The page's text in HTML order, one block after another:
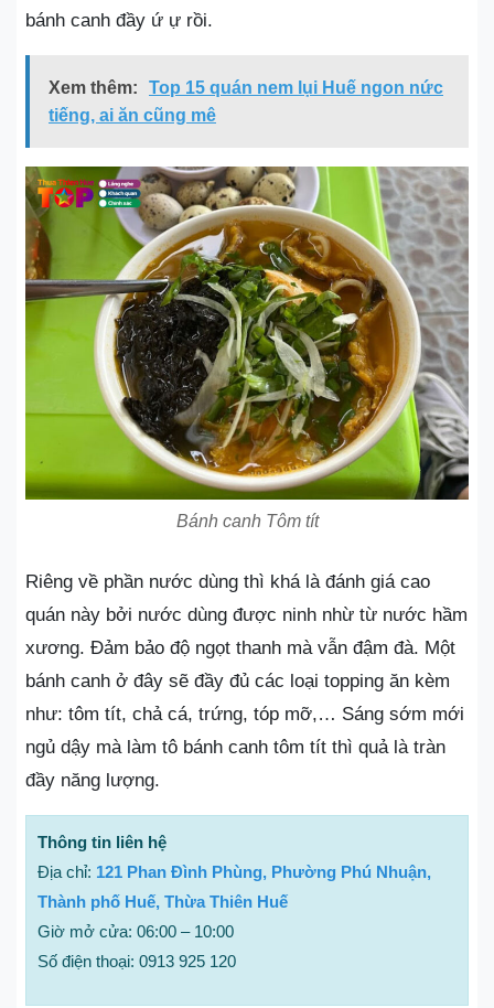
bánh canh đầy ứ ự rồi.
Xem thêm:
Top 15 quán nem lụi Huế ngon nức
tiếng, ai ăn cũng mê
Bánh canh Tôm tít
Riêng về phần nước dùng thì khá là đánh giá cao
quán này bởi nước dùng được ninh nhừ từ nước hầm
xương. Đảm bảo độ ngọt thanh mà vẫn đậm đà. Một
bánh canh ở đây sẽ đầy đủ các loại topping ăn kèm
như: tôm tít, chả cá, trứng, tóp mỡ,… Sáng sớm mới
ngủ dậy mà làm tô bánh canh tôm tít thì quả là tràn
đầy năng lượng.
Thông tin liên hệ
Địa chỉ: 121 Phan Đình Phùng, Phường Phú Nhuận,
Thành phố Huế, Thừa Thiên Huế
Giờ mở cửa: 06:00 – 10:00
Số điện thoại: 0913 925 120